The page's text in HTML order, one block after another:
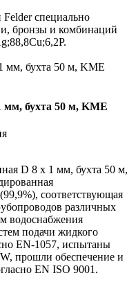
специально
бронзы и комбинаций
мм, бухта 50 м, KME
D 8 х 1 мм, бухта 50 м,
соответствующая
различных
водоснабжения
подачи жидкого
EN-1057, испытаны
прошли обеспечение и
EN ISO 9001.